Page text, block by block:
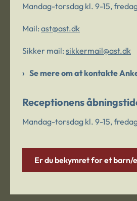
Mandag-torsdag kl. 9-15,
Mail: ast@ast.dk
Sikker mail: sikkermail@ast.dk
Se mere om at kontakte
Receptionens
Mandag-torsdag kl. 9-15,
Er du bekymret for et barn/